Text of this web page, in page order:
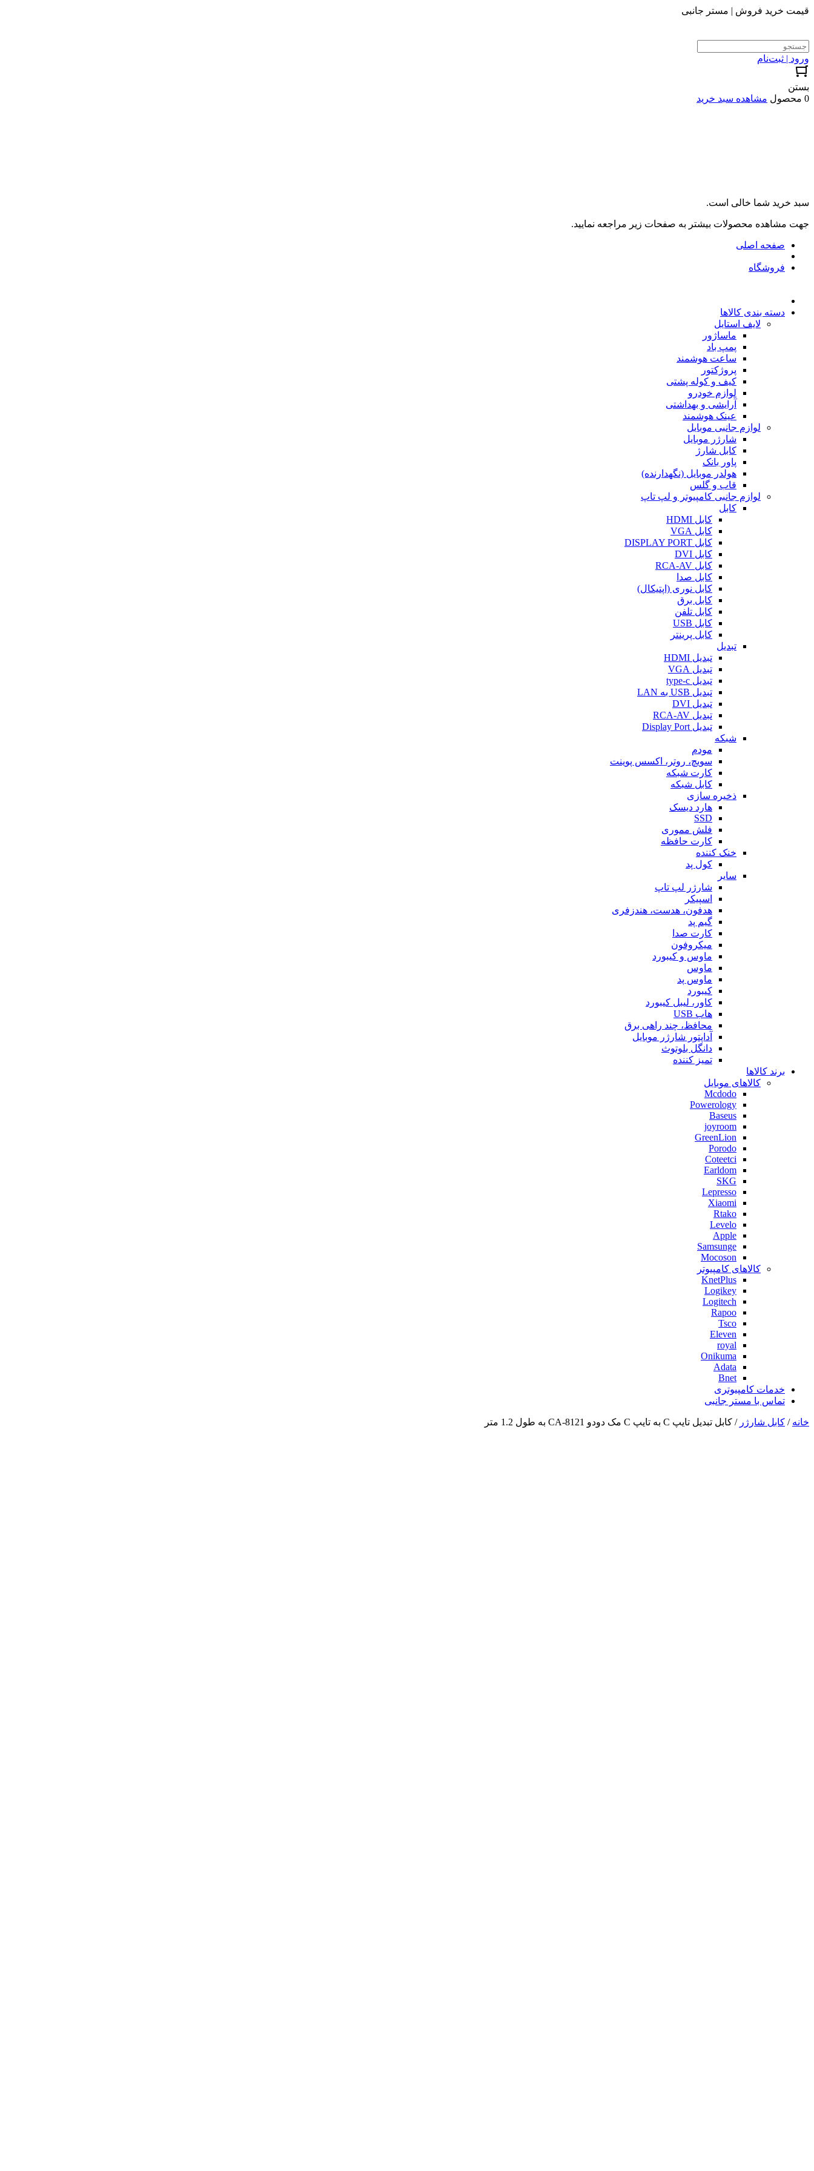
قیمت خرید فروش | مستر جانبی
ورود | ثبت‌نام
بستن
0 محصول
مشاهده سبد خرید
سبد خرید شما خالی است.
جهت مشاهده محصولات بیشتر به صفحات زیر مراجعه نمایید.
صفحه اصلی
فروشگاه
دسته بندی کالاها
لایف استایل
ماساژور
پمپ باد
ساعت هوشمند
پروژکتور
کیف و کوله پشتی
لوازم خودرو
آرایشی و بهداشتی
عینک هوشمند
لوازم جانبی موبایل
شارژر موبایل
کابل شارژ
پاور بانک
هولدر موبایل (نگهدارنده)
قاب و گلس
لوازم جانبی کامپیوتر و لپ تاپ
کابل
کابل HDMI
کابل VGA
کابل DISPLAY PORT
کابل DVI
کابل RCA-AV
کابل صدا
کابل نوری (اپتیکال)
کابل برق
کابل تلفن
کابل USB
کابل پرینتر
تبدیل
تبدیل HDMI
تبدیل VGA
تبدیل type-c
تبدیل USB به LAN
تبدیل DVI
تبدیل RCA-AV
تبدیل Display Port
شبکه
مودم
سویچ، روتر، اکسس پوینت
کارت شبکه
کابل شبکه
ذخیره سازی
هارد دیسک
SSD
فلش مموری
کارت حافظه
خنک کننده
کول پد
سایر
شارژر لپ تاپ
اسپیکر
هدفون، هدست، هندزفری
گیم پد
کارت صدا
میکروفون
ماوس و کیبورد
ماوس
ماوس پد
کیبورد
کاور، لیبل کیبورد
هاب USB
محافظ، چند راهی برق
آداپتور شارژر موبایل
دانگل بلوتوث
تمیز کننده
برند کالاها
کالاهای موبایل
Mcdodo
Powerology
Baseus
joyroom
GreenLion
Porodo
Coteetci
Earldom
SKG
Lepresso
Xiaomi
Rtako
Levelo
Apple
Samsunge
Mocoson
کالاهای کامپیوتر
KnetPlus
Logikey
Logitech
Rapoo
Tsco
Eleven
royal
Onikuma
Adata
Bnet
خدمات کامپیوتری
تماس با مستر جانبی
خانه / کابل شارژر / کابل تبدیل تایپ C به تایپ C مک دودو CA-8121 به طول 1.2 متر